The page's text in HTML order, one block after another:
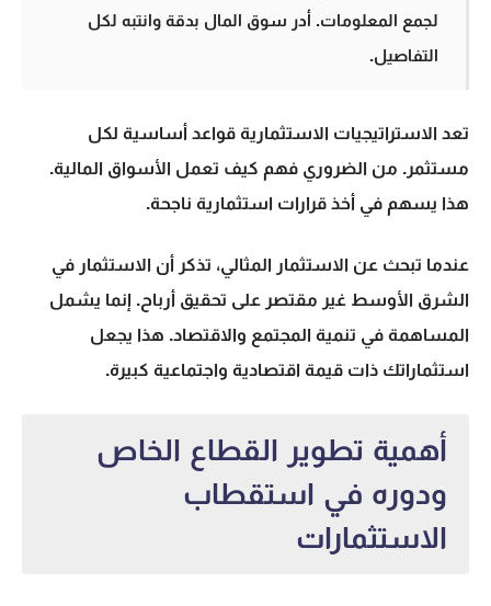
لجمع المعلومات. أدر سوق المال بدقة وانتبه لكل
التفاصيل.
تعد الاستراتيجيات الاستثمارية قواعد أساسية لكل
مستثمر. من الضروري فهم كيف تعمل الأسواق المالية.
هذا يسهم في أخذ قرارات استثمارية ناجحة.
عندما تبحث عن الاستثمار المثالي، تذكر أن الاستثمار في
الشرق الأوسط غير مقتصر على تحقيق أرباح. إنما يشمل
المساهمة في تنمية المجتمع والاقتصاد. هذا يجعل
استثماراتك ذات قيمة اقتصادية واجتماعية كبيرة.
أهمية تطوير القطاع الخاص
ودوره في استقطاب
الاستثمارات